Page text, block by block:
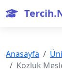
Anasayfa
Kozluk